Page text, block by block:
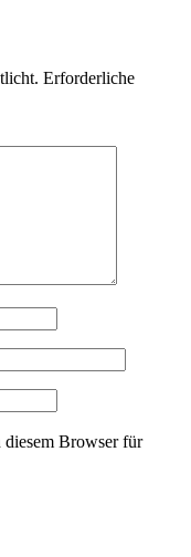
Erforderliche
Browser für